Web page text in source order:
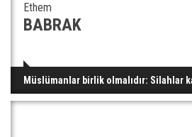
Ethem
BABRAK
Müslümanlar birlik olmalıdır: Silahlar